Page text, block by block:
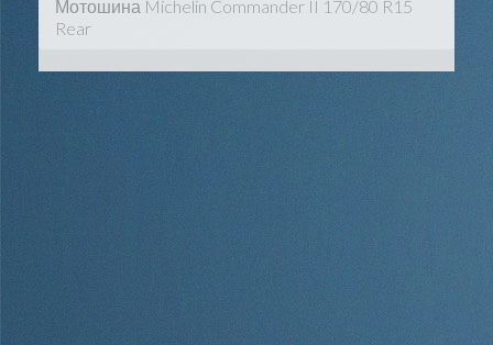
Мотошина Michelin Commander II 170/80 R15
Rear